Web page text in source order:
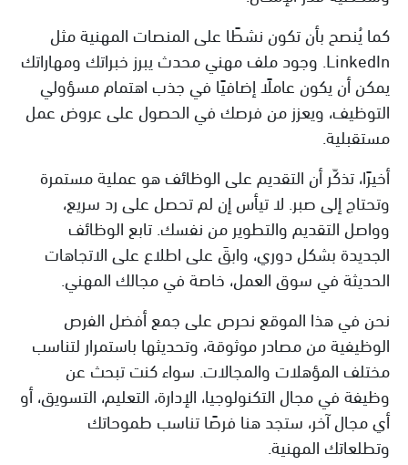
كما يُنصح بأن تكون نشطًا على المنصات المهنية مثل
LinkedIn. وجود ملف مهني محدث يبرز خبراتك ومهاراتك
يمكن أن يكون عاملًا إضافيًا في جذب اهتمام مسؤولي
التوظيف، ويعزز من فرصك في الحصول على عروض عمل
مستقبلية.
أخيرًا، تذكّر أن التقديم على الوظائف هو عملية مستمرة
وتحتاج إلى صبر. لا تيأس إن لم تحصل على رد سريع،
وواصل التقديم والتطوير من نفسك. تابع الوظائف
الجديدة بشكل دوري، وابقَ على اطلاع على الاتجاهات
الحديثة في سوق العمل، خاصة في مجالك المهني.
نحن في هذا الموقع نحرص على جمع أفضل الفرص
الوظيفية من مصادر موثوقة، وتحديثها باستمرار لتناسب
مختلف المؤهلات والمجالات. سواء كنت تبحث عن
وظيفة في مجال التكنولوجيا، الإدارة، التعليم، التسويق، أو
أي مجال آخر، ستجد هنا فرصًا تناسب طموحاتك
وتطلعاتك المهنية.